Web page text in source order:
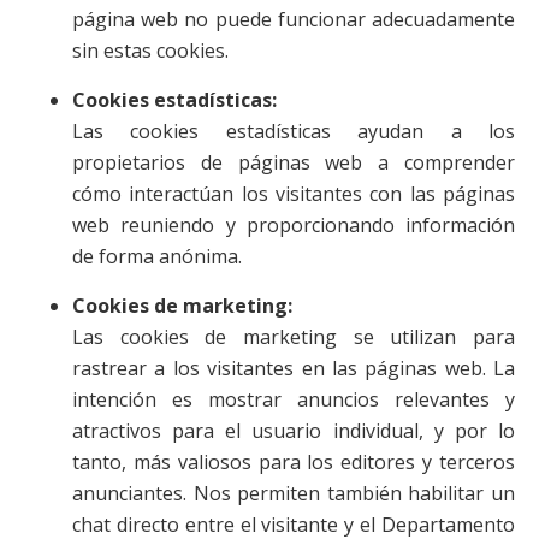
página web no puede funcionar adecuadamente
sin estas cookies.
Cookies estadísticas:
Las cookies estadísticas ayudan a los
propietarios de páginas web a comprender
cómo interactúan los visitantes con las páginas
web reuniendo y proporcionando información
de forma anónima.
Cookies de marketing:
Las cookies de marketing se utilizan para
rastrear a los visitantes en las páginas web. La
intención es mostrar anuncios relevantes y
atractivos para el usuario individual, y por lo
tanto, más valiosos para los editores y terceros
anunciantes. Nos permiten también habilitar un
chat directo entre el visitante y el Departamento